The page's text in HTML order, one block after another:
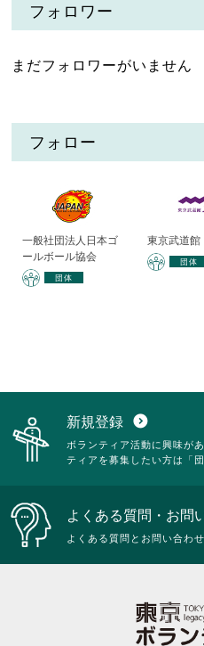
フォロワー
まだフォロワーがいません
フォロー
一般社団法人日本ゴ
ールボール協会
団体
東京武道館
団体
新規登録 expand_circle_down
ボランティア活動に興味が
ティアを募集したい方は「
よくある質問・お問
よくある質問とお問い合わ